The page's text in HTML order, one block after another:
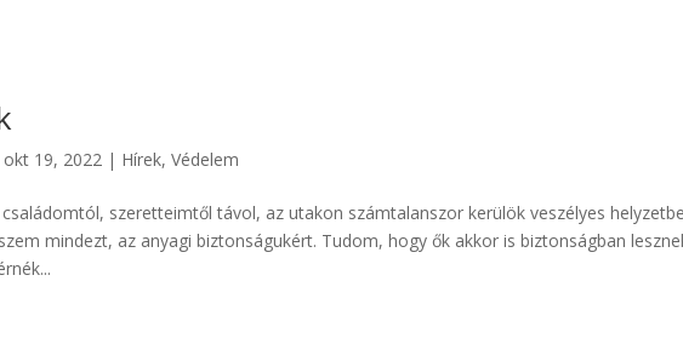
okt 19, 2022 | Hírek,Védelem
szeretteimtől távol, az utakon számtalanszor kerülök veszélyes
mindezt, az anyagi biztonságukért. Tudom, hogy ők akkor is biztonságban